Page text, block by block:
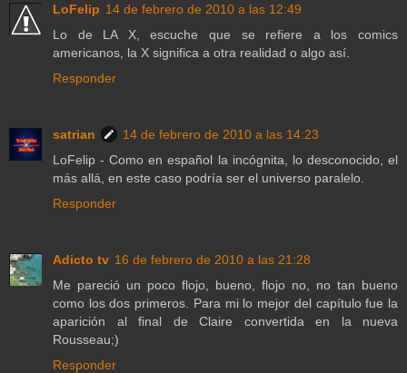
LoFelip 14 de febrero de 2010 a las 12:49
Lo de LA X, escuche que se refiere a los comics
americanos, la X significa a otra realidad o algo así.
Responder
satrian
14 de febrero de 2010 a las 14:23
LoFelip - Como en español la incógnita, lo desconocido, el
más allá, en este caso podría ser el universo paralelo.
Responder
Adicto tv 16 de febrero de 2010 a las 21:28
Me pareció un poco flojo, bueno, flojo no, no tan bueno
como los dos primeros. Para mi lo mejor del capítulo fue la
aparición al final de Claire convertida en la nueva
Rousseau;)
Responder